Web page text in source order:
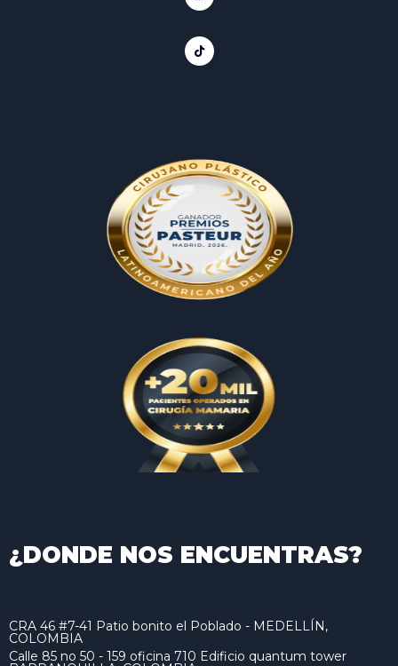
¿DONDE NOS ENCUENTRAS?
CRA 46 #7-41 Patio bonito el Poblado - MEDELLÍN,
COLOMBIA
Calle 85 no 50 - 159 oficina 710 Edificio quantum tower